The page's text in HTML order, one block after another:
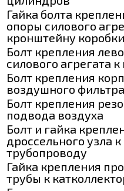
Гайка болта
опоры силового
кронштейну
Болт крепления
силового агрегата к
Болт крепления
воздушного фильтра
Болт крепления
подвода воздуха
Болт и гайка
дроссельного узла
трубопроводу
Гайка крепления
трубы к